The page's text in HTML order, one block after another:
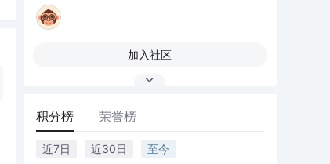
加入社区
积分榜 荣誉榜
近7日 近30日 至今